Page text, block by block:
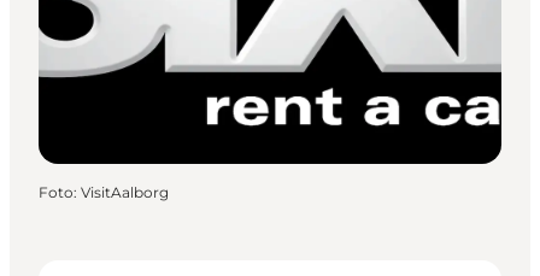
Foto: VisitAalborg